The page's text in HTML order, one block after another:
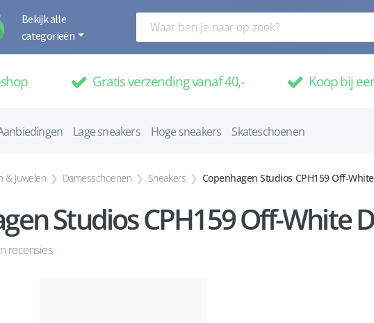
Bekijk alle
categorieën
Gratis verzending vanaf 40,- Koop bij
Lage sneakers Hoge sneakers Skateschoenen
& Juwelen Damesschoenen Sneakers Copenhagen Studios CPH159 Off-
Studios CPH159 Off-White
recensies